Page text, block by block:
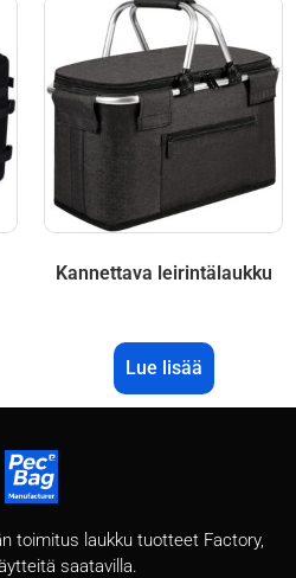
Kannettava leirintälaukku
Lue lisää
toimitus laukku tuotteet Factory,
saatavilla.